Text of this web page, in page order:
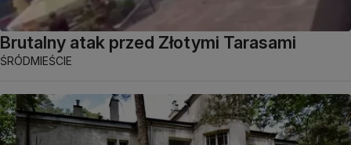
Brutalny atak przed Złotymi Tarasami
ŚRÓDMIEŚCIE